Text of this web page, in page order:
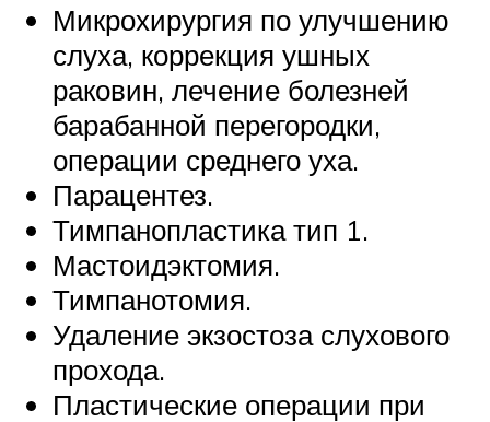
Микрохирургия по улучшению
слуха, коррекция ушных
раковин, лечение болезней
барабанной перегородки,
операции среднего уха.
Парацентез.
Тимпанопластика тип 1.
Мастоидэктомия.
Тимпанотомия.
Удаление экзостоза слухового
прохода.
Пластические операции при